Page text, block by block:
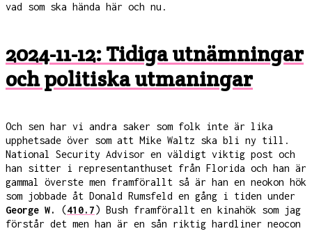
vad som ska hända här och nu.
2024-11-12: Tidiga utnämningar
och politiska utmaningar
Och sen har vi andra saker som folk inte är lika
upphetsade över som att Mike Waltz ska bli ny till.
National Security Advisor en väldigt viktig post och
han sitter i representanthuset från Florida och han är
gammal överste men framförallt så är han en neokon hök
som jobbade åt Donald Rumsfeld en gång i tiden under
George W.
(410.7) Bush framförallt en kinahök som jag
förstår det men han är en sån riktig hardliner neocon